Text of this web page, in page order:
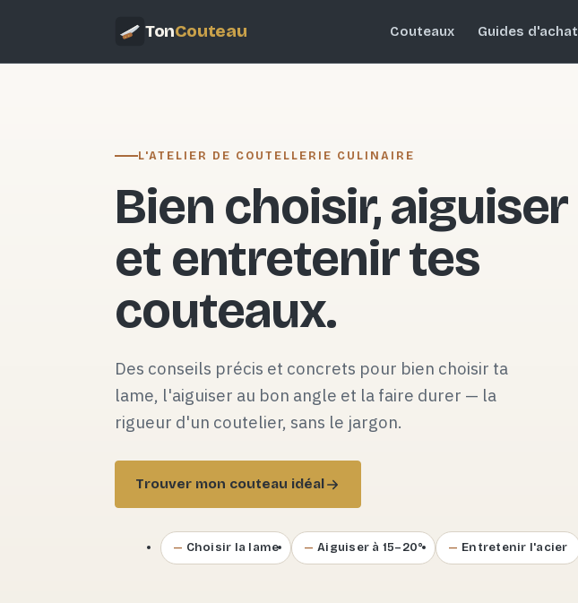
TonCouteau Couteaux Guides d'achat
L'ATELIER DE COUTELLERIE CULINAIRE
Bien choisir, aiguiser
et entretenir tes
couteaux.
Des conseils précis et concrets pour bien choisir ta
lame, l'aiguiser au bon angle et la faire durer — la
rigueur d'un coutelier, sans le jargon.
Trouver mon couteau idéal
Choisir la lame Aiguiser à 15–20° Entretenir l'acier